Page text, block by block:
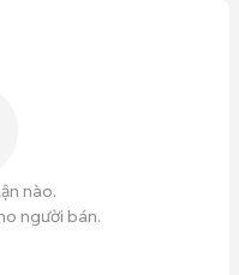
nào.
người bán.